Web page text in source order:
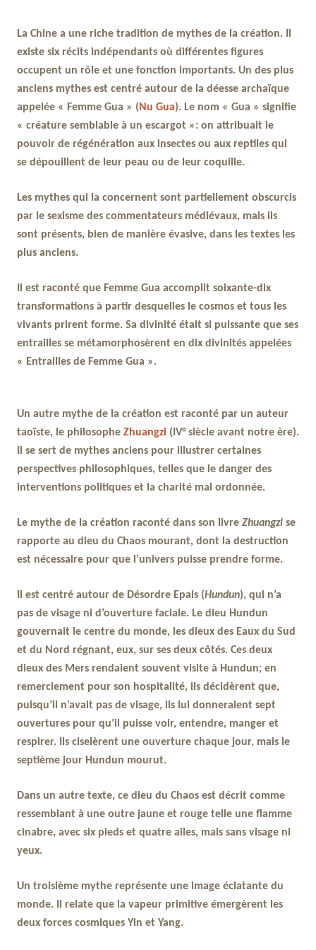
La Chine a une riche tradition de mythes de la création. Il
existe six récits indépendants où différentes figures
occupent un rôle et une fonction importants. Un des plus
anciens mythes est centré autour de la déesse archaïque
appelée « Femme Gua » (Nu Gua). Le nom « Gua » signifie
« créature semblable à un escargot »: on attribuait le
pouvoir de régénération aux insectes ou aux reptiles qui
se dépouillent de leur peau ou de leur coquille.
Les mythes qui la concernent sont partiellement obscurcis
par le sexisme des commentateurs médiévaux, mais ils
sont présents, bien de manière évasive, dans les textes les
plus anciens.
Il est raconté que Femme Gua accomplit soixante-dix
transformations à partir desquelles le cosmos et tous les
vivants prirent forme. Sa divinité était si puissante que ses
entrailles se métamorphosèrent en dix divinités appelées
« Entrailles de Femme Gua ».
Un autre mythe de la création est raconté par un auteur
taoïste, le philosophe Zhuangzi (IV° siècle avant notre ère).
Il se sert de mythes anciens pour illustrer certaines
perspectives philosophiques, telles que le danger des
interventions politiques et la charité mal ordonnée.
Le mythe de la création raconté dans son livre Zhuangzi se
rapporte au dieu du Chaos mourant, dont la destruction
est nécessaire pour que l’univers puisse prendre forme.
Il est centré autour de Désordre Epais (Hundun), qui n’a
pas de visage ni d’ouverture faciale. Le dieu Hundun
gouvernait le centre du monde, les dieux des Eaux du Sud
et du Nord régnant, eux, sur ses deux côtés. Ces deux
dieux des Mers rendaient souvent visite à Hundun; en
remerciement pour son hospitalité, ils décidèrent que,
puisqu’il n’avait pas de visage, ils lui donneraient sept
ouvertures pour qu’il puisse voir, entendre, manger et
respirer. Ils ciselèrent une ouverture chaque jour, mais le
septième jour Hundun mourut.
Dans un autre texte, ce dieu du Chaos est décrit comme
ressemblant à une outre jaune et rouge telle une flamme
cinabre, avec six pieds et quatre ailes, mais sans visage ni
yeux.
Un troisième mythe représente une image éclatante du
monde. Il relate que la vapeur primitive émergèrent les
deux forces cosmiques Yin et Yang.